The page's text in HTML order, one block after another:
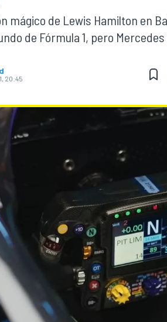
FÓRMULA E
mágico de Lewis Hamilton en
de Fórmula 1, pero
20:45